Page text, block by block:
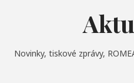
Novinky, tiskové zprávy,